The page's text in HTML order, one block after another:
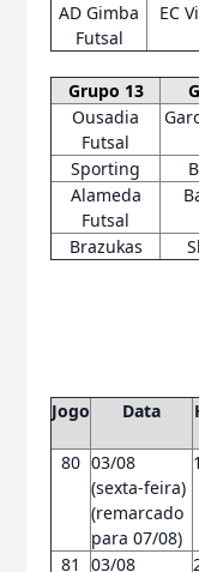
AD Gimba
Futsal
EC
Grupo 13
Ousadia
Futsal
Sporting
Alameda
Futsal
Brazukas
Jogo Data
80 03/08
(sexta-feira)
(remarcado
para 07/08)
81 03/08